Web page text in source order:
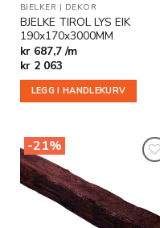
BJELKER | DEKOR
BJELKE TIROL LYS EIK
190x170x3000MM
kr 687,7 /m
kr2 063
LEGG I HANDLEKURV
-21%
ønskeliste